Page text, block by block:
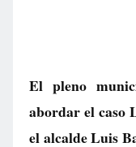
El pleno
abordar el caso
el alcalde Luis